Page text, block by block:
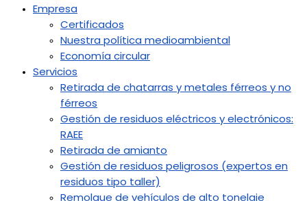
Empresa
Certificados
Nuestra política medioambiental
Economía circular
Servicios
Retirada de chatarras y metales férreos y no
férreos
Gestión de residuos eléctricos y electrónicos:
RAEE
Retirada de amianto
Gestión de residuos peligrosos (expertos en
residuos tipo taller)
Remolque de vehículos de alto tonelaje